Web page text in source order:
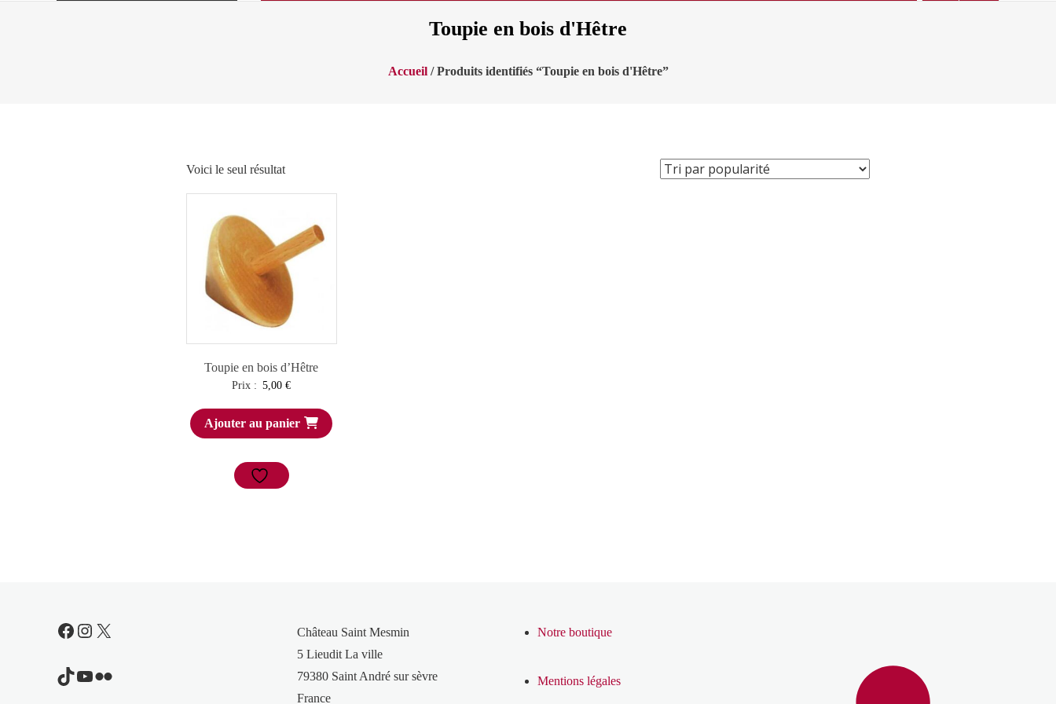
Toupie en bois d'Hêtre
Accueil/ Produits identifiés “Toupie en bois d'Hêtre”
Voici le seul résultat
Toupie en bois d’Hêtre
Prix : 5,00€
Ajouter au panier
Facebook
Instagram
X
TikTok
YouTube
Flickr
Château Saint Mesmin
5 Lieudit La ville
79380 Saint André sur sèvre
France
Notre boutique
Mentions légales